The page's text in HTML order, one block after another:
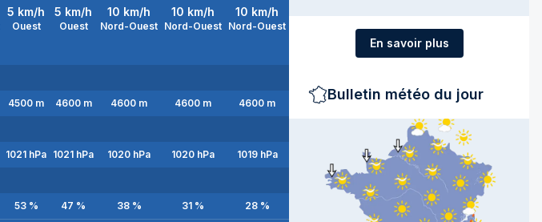
5 km/h
Ouest
5 km/h
Ouest
10 km/h
Nord-Ouest
10 km/h
Nord-Ouest
10 km/h
Nord-Ouest Nord-Ouest Nord-Ouest
4500 m 4600m 4600 m 4600 m 4600 m 4600m 4600 m 4600m
1021 hPa 1021 hPa 1020 hPa 1020 hPa 1019hPa 1017 hPa 1017 hPa
53% 47 % 38% 31 % 28% % 22%
En savoir plus
Bulletin météo du jour